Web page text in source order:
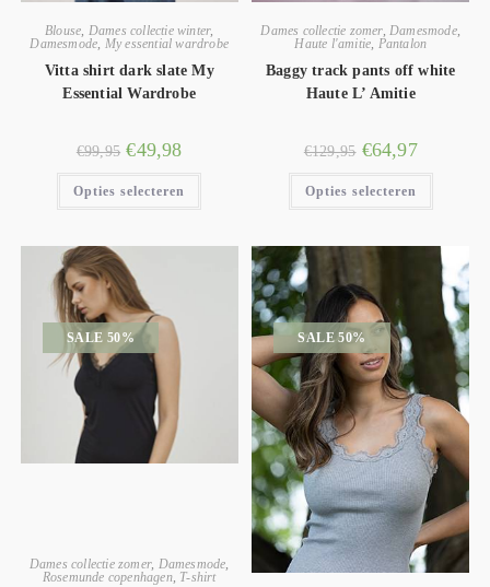
Blouse, Dames collectie winter,
Damesmode, My essential wardrobe
Vitta shirt dark slate My
Essential Wardrobe
€99,95 €49,98
Opties selecteren
Dames collectie zomer,Damesmode,
Haute l'amitie, Pantalon
Baggy track pants off white
Haute L’ Amitie
€129,95 €64,97
Opties selecteren
SALE 50%
Dames collectie zomer, Damesmode,
Rosemunde copenhagen, T-shirt
SALE 50%